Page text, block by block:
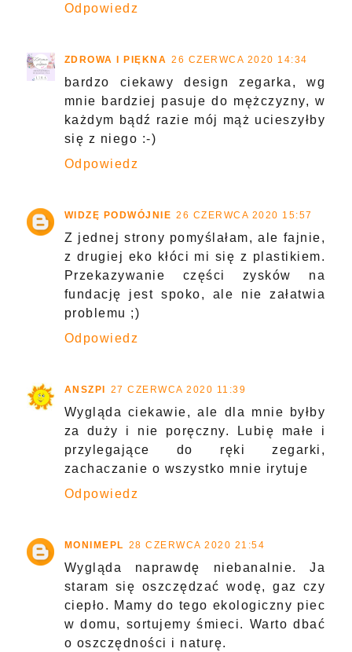
Odpowiedz
ZDROWA I PIĘKNA 26 CZERWCA 2020 14:34
bardzo ciekawy design zegarka, wg
mnie bardziej pasuje do mężczyzny, w
każdym bądź razie mój mąż ucieszyłby
się z niego :-)
Odpowiedz
WIDZĘ PODWÓJNIE 26 CZERWCA 2020 15:57
Z jednej strony pomyślałam, ale fajnie,
z drugiej eko kłóci mi się z plastikiem.
Przekazywanie części zysków na
fundację jest spoko, ale nie załatwia
problemu ;)
Odpowiedz
ANSZPI 27 CZERWCA 2020 11:39
Wygląda ciekawie, ale dla mnie byłby
za duży i nie poręczny. Lubię małe i
przylegające do ręki zegarki,
zachaczanie o wszystko mnie irytuje
Odpowiedz
MONIMEPL 28 CZERWCA 2020 21:54
Wygląda naprawdę niebanalnie. Ja
staram się oszczędzać wodę, gaz czy
ciepło. Mamy do tego ekologiczny piec
w domu, sortujemy śmieci. Warto dbać
o oszczędności i naturę.